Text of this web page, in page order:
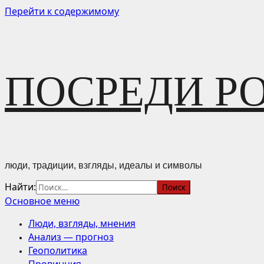
Перейти к содержимому
ПОСРЕДИ
люди, традиции, взгляды, идеалы и символы
Найти:
Основное меню
Люди, взгляды, мнения
Анализ — прогноз
Геополитика